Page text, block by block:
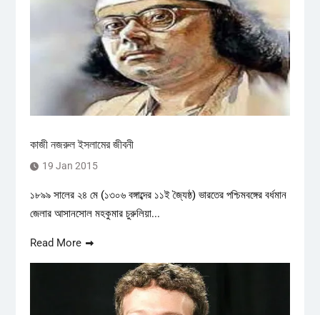
কাজী নজরুল ইসলামের জীবনী
19 Jan 2015
১৮৯৯ সালের ২৪ মে (১৩০৬ বঙ্গাব্দের ১১ই জ্যৈষ্ঠ) ভারতের পশ্চিমবঙ্গের বর্ধমান
জেলার আসানসোল মহকুমার চুরুলিয়া...
Read More